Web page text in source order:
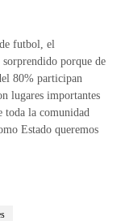
futbol, el
sorprendido porque de
80% participan
lugares importantes
toda la comunidad
Estado queremos